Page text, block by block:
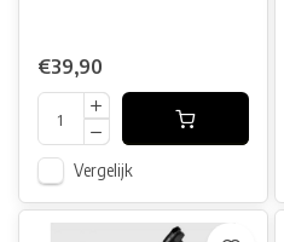
€39,90
Vergelijk